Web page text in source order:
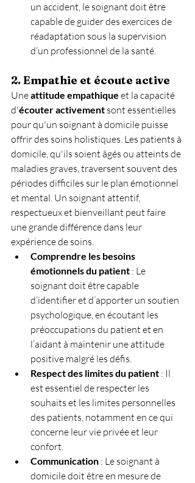
un accident, le soignant doit être
capable de guider des exercices de
réadaptation sous la supervision
d’un professionnel de la santé.
2. Empathie et écoute active
Une attitude empathique et la capacité
d'écouter activement sont essentielles
pour qu'un soignant à domicile puisse
offrir des soins holistiques. Les patients à
domicile, qu'ils soient âgés ou atteints de
maladies graves, traversent souvent des
périodes difficiles sur le plan émotionnel
et mental. Un soignant attentif,
respectueux et bienveillant peut faire
une grande différence dans leur
expérience de soins.
Comprendre les besoins
émotionnels du patient : Le
soignant doit être capable
d’identifier et d’apporter un soutien
psychologique, en écoutant les
préoccupations du patient et en
l’aidant à maintenir une attitude
positive malgré les défis.
Respect des limites du patient : Il
est essentiel de respecter les
souhaits et les limites personnelles
des patients, notamment en ce qui
concerne leur vie privée et leur
confort.
Communication : Le soignant à
domicile doit être en mesure de